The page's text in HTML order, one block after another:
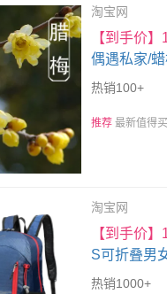
淘宝网
【到手价】
偶遇私家/
花香持久
热销100+
推荐最新值得
淘宝网
【到手价
S可折叠男
水双肩包
热销1000+